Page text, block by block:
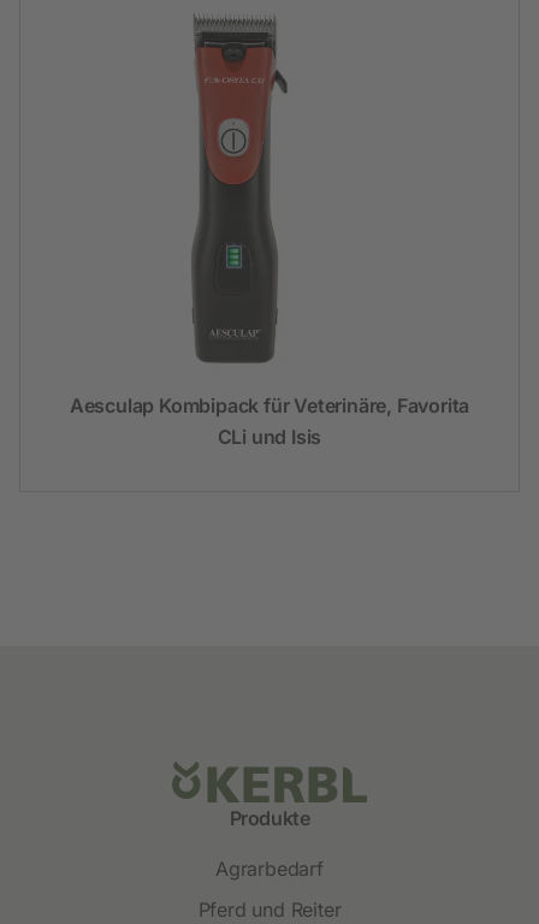
Aesculap Kombipack für Veterinäre, Favorita
CLi und Isis
Produkte
Agrarbedarf
Pferd und Reiter